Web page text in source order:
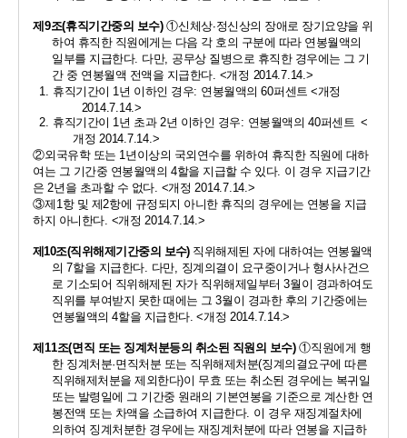
제 9조(휴직기간중의 보수) ①신체상·정신상의 장애로 장기요양을 위
하여 휴직한 직원에게는 다음 각 호의 구분에 따라 연봉월액의
일부를 지급한다. 다만, 공무상 질병으로 휴직한 경우에는 그 기
간 중 연봉월액 전액을 지급한다. <개정 2014.7.14.>
1. 휴직기간이 1년 이하인 경우: 연봉월액의 60퍼센트 <
2014.7.14.>
2. 휴직기간이 1년 초과 2년 이하인 경우: 연봉월액의 40퍼센트 <
개정 2014.7.14.>
②외국유학 또는 1년이상의 국외연수를 위하여 휴직한 직원에 대하
여는 그 기간중 연봉월액의 4할을 지급할 수 있다. 이 경우 지급기간
은 2년을 초과할 수 없다. <개정 2014.7.14.>
③제 1항 및 제2항에 규정되지 아니한 휴직의 경우에는 연봉을 지급
하지 아니한다. <개정 2014.7.14.>
제10조(직위해제기간중의 보수) 직위해제된 자에 대하여는 연봉월액
의 7할을 지급한다. 다만, 징계의결이 요구중이거나 형사사건으
로 기소되어 직위해제된 자가 직위해제일부터 3월이 경과하여도
직위를 부여받지 못한 때에는 그 3월이 경과한 후의 기간중에는
연봉월액의 4할을 지급한다. <개정 2014.7.14.>
제 11조(면직 또는 징계처분등의 취소된 직원의 보수) ①직원에게 행
한 징계처분·면직처분 또는 직위해제처분(징계의결요구에 따른
직위해제처분을 제외한다)이 무효 또는 취소된 경우에는 복귀일
또는 발령일에 그 기간중 원래의 기본연봉을 기준으로 계산한 연
봉전액 또는 차액을 소급하여 지급한다. 이 경우 재징계절차에
의하여 징계처분한 경우에는 재징계처분에 따라 연봉을 지급하